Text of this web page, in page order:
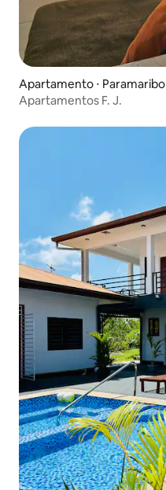
Apartamento ⋅ Paramaribo
Apartamentos F. J.